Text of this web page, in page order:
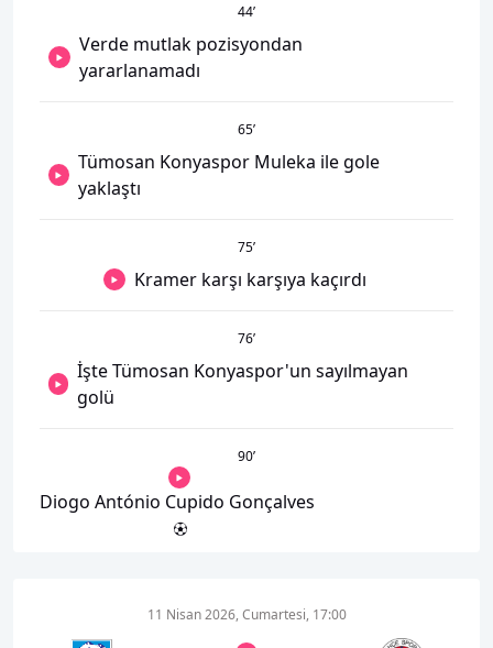
44’
Verde mutlak pozisyondan
yararlanamadı
65’
Tümosan Konyaspor Muleka ile gole
yaklaştı
75’
Kramer karşı karşıya kaçırdı
76’
İşte Tümosan Konyaspor'un sayılmayan
golü
90’
Diogo António Cupido Gonçalves
11 Nisan 2026, Cumartesi, 17:00